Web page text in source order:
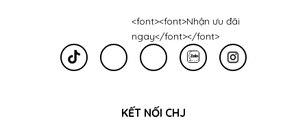
KẾT NỐI CHJ
<font><font>Nhận ưu đãi
ngay</font></font>